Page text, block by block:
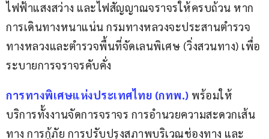
ไฟฟ้าแสงสว่าง และไฟสัญญาณจราจรให้ครบถ้วน หาก
การเดินทางหนาแน่น กรมทางหลวงจะประสานตำรวจ
ทางหลวงและตำรวจพื้นที่จัดเลนพิเศษ (วิ่งสวนทาง) เพื่อ
ระบายการจราจรคับคั่ง
การทางพิเศษแห่งประเทศไทย (กทพ.) พร้อมให้
บริการทั้งงานจัดการจราจร การอำนวยความสะดวกเส้น
ทาง การกู้ภัย การปรับปรุงสภาพบริเวณช่องทาง และ